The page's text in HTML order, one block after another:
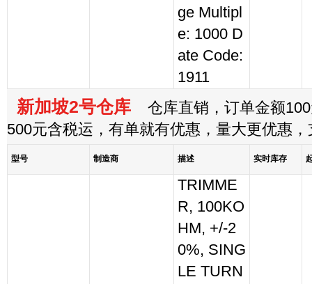
ge Multipl
e: 1000 D
ate Code:
1911
新加坡2号仓库 仓库直销，订单金额
500元含税运，有单就有优惠，量大更优惠
型号 制造商 描述 实时库存
TRIMME
R, 100KO
HM, +/-2
0%, SING
LE TURN